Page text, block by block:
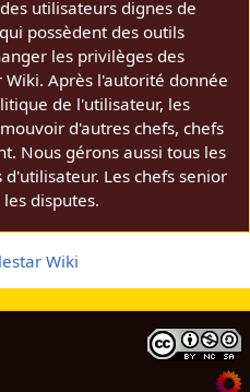
utilisateurs dignes de
possèdent des outils
les privilèges des
Après l'autorité donnée
de l'utilisateur, les
d'autres chefs, chefs
Nous gérons aussi tous les
Les chefs senior
disputes.
Wiki